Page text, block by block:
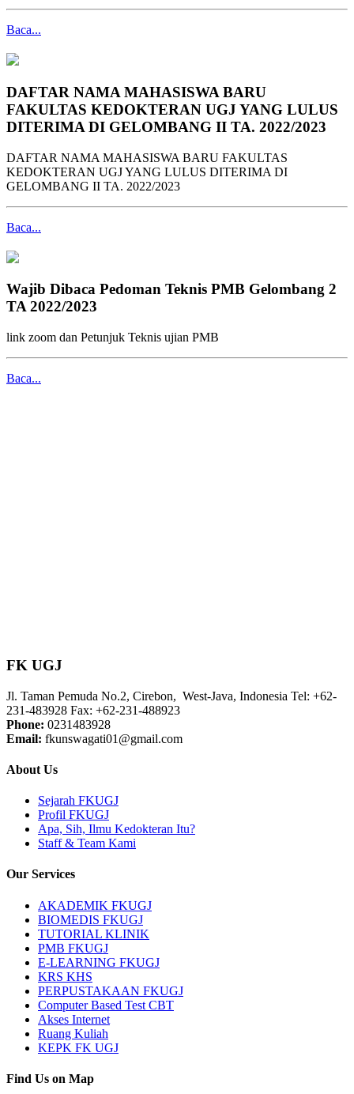
Baca...
DAFTAR NAMA MAHASISWA BARU
FAKULTAS KEDOKTERAN UGJ YANG LULUS
DITERIMA DI GELOMBANG II TA. 2022/2023
DAFTAR NAMA MAHASISWA BARU FAKULTAS
KEDOKTERAN UGJ YANG LULUS DITERIMA DI
GELOMBANG II TA. 2022/2023
Baca...
Wajib Dibaca Pedoman Teknis PMB Gelombang 2
TA 2022/2023
link zoom dan Petunjuk Teknis ujian PMB
Baca...
FK UGJ
Jl. Taman Pemuda No.2, Cirebon, West-Java, Indonesia Tel: +62-
231-483928 Fax: +62-231-488923
Phone: 0231483928
Email: fkunswagati01@gmail.com
About Us
Sejarah FKUGJ
Profil FKUGJ
Apa, Sih, Ilmu Kedokteran Itu?
Staff & Team Kami
Our Services
AKADEMIK FKUGJ
BIOMEDIS FKUGJ
TUTORIAL KLINIK
PMB FKUGJ
E-LEARNING FKUGJ
KRS KHS
PERPUSTAKAAN FKUGJ
Computer Based Test CBT
Akses Internet
Ruang Kuliah
KEPK FK UGJ
Find Us on Map